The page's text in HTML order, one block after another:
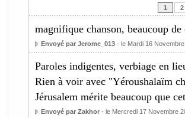
1 2
magnifique chanson, beaucoup
Envoyé par Jerome_013- le Mardi 16
Paroles indigentes, verbiage en
Rien à voir avec "Yéroushalaïm
Jérusalem mérite beaucoup que
Envoyé par Zakhor- le Mercredi 17 Novembre